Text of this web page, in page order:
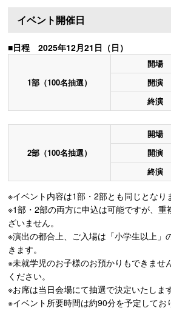
イベント開催日
■日程 2025年12月21日（日）
1部（100名抽選）
開場
開演
終演
2部（100名抽選）
開場
開演
終演
※イベント内容は1部・2部とも同じとなり
※1部・2部の両方に申込は可能ですが、重
ざいません。
※演出の都合上、ご入場は「小学生以上」
きます。
※未就学児のお子様のお預かりもできませ
ください。
※お席は当日会場にて抽選で決定いたします
※イベント所要時間は約90分を予定してお